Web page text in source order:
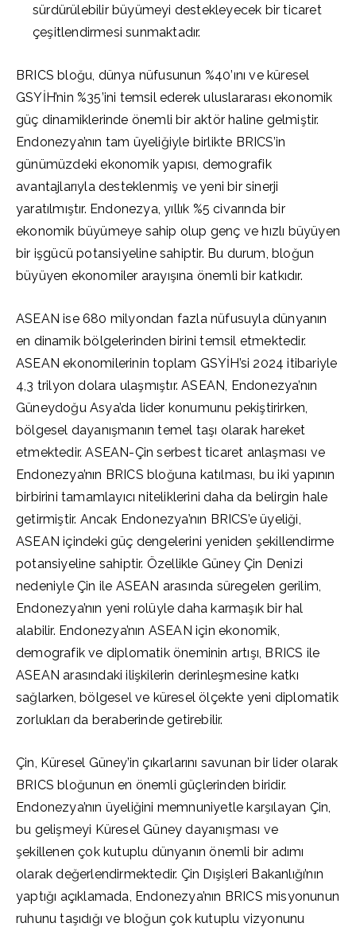
sürdürülebilir büyümeyi destekleyecek bir ticaret
çeşitlendirmesi sunmaktadır.
BRICS bloğu, dünya nüfusunun %40’ını ve küresel
GSYİH’nin %35’ini temsil ederek uluslararası ekonomik
güç dinamiklerinde önemli bir aktör haline gelmiştir.
Endonezya’nın tam üyeliğiyle birlikte BRICS’in
günümüzdeki ekonomik yapısı, demografik
avantajlarıyla desteklenmiş ve yeni bir sinerji
yaratılmıştır. Endonezya, yıllık %5 civarında bir
ekonomik büyümeye sahip olup genç ve hızlı büyüyen
bir işgücü potansiyeline sahiptir. Bu durum, bloğun
büyüyen ekonomiler arayışına önemli bir katkıdır.
ASEAN ise 680 milyondan fazla nüfusuyla dünyanın
en dinamik bölgelerinden birini temsil etmektedir.
ASEAN ekonomilerinin toplam GSYİH’si 2024 itibariyle
4,3 trilyon dolara ulaşmıştır. ASEAN, Endonezya’nın
Güneydoğu Asya’da lider konumunu pekiştirirken,
bölgesel dayanışmanın temel taşı olarak hareket
etmektedir. ASEAN-Çin serbest ticaret anlaşması ve
Endonezya’nın BRICS bloğuna katılması, bu iki yapının
birbirini tamamlayıcı niteliklerini daha da belirgin hale
getirmiştir. Ancak Endonezya’nın BRICS’e üyeliği,
ASEAN içindeki güç dengelerini yeniden şekillendirme
potansiyeline sahiptir. Özellikle Güney Çin Denizi
nedeniyle Çin ile ASEAN arasında süregelen gerilim,
Endonezya’nın yeni rolüyle daha karmaşık bir hal
alabilir. Endonezya’nın ASEAN için ekonomik,
demografik ve diplomatik öneminin artışı, BRICS ile
ASEAN arasındaki ilişkilerin derinleşmesine katkı
sağlarken, bölgesel ve küresel ölçekte yeni diplomatik
zorlukları da beraberinde getirebilir.
Çin, Küresel Güney’in çıkarlarını savunan bir lider olarak
BRICS bloğunun en önemli güçlerinden biridir.
Endonezya’nın üyeliğini memnuniyetle karşılayan Çin,
bu gelişmeyi Küresel Güney dayanışması ve
şekillenen çok kutuplu dünyanın önemli bir adımı
olarak değerlendirmektedir. Çin Dışişleri Bakanlığı’nın
yaptığı açıklamada, Endonezya’nın BRICS misyonunun
ruhunu taşıdığı ve bloğun çok kutuplu vizyonunu